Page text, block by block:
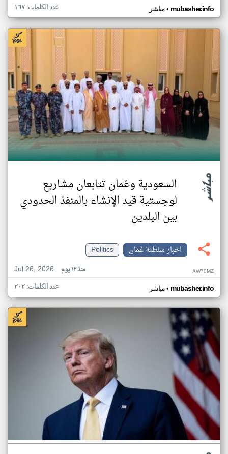
مباشر• mubasher.info عدد الكلمات: ١٦٧
السعودية وعُمان تتابعان مشاريع
لوجستية قيد الإنشاء بالمنفذ الحدودي
بين البلدين
اخبار سلطنة عُمان
Politics
Jul 26, 2026
منذ ١٢ يوم AW70MZ
مباشر• mubasher.info عدد الكلمات: ٢٠٢